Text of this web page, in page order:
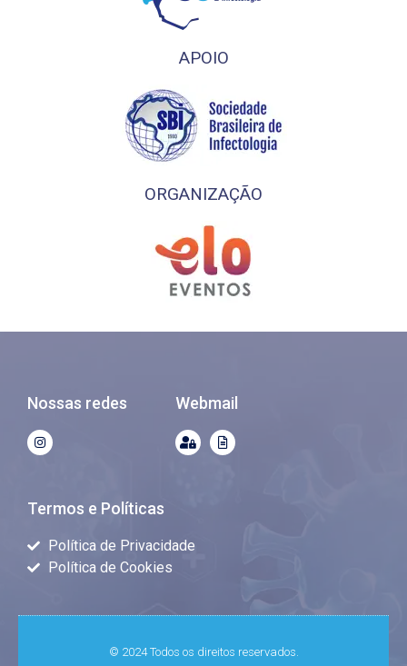
APOIO
ORGANIZAÇÃO
Nossas redes Webmail
Termos e Políticas
Política de Privacidade
Política de Cookies
© 2024 Todos os direitos reservados.